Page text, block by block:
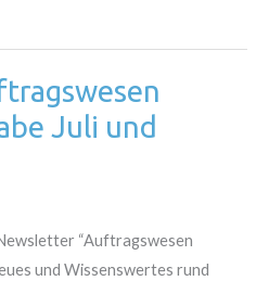
Juli und
“Auftragswesen
und Wissenswertes rund